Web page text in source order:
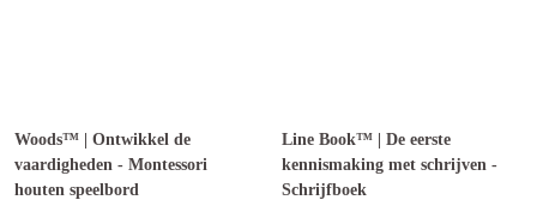
Woods™ | Ontwikkel de
vaardigheden - Montessori
houten speelbord
Line Book™ | De eerste
kennismaking met schrijven -
Schrijfboek